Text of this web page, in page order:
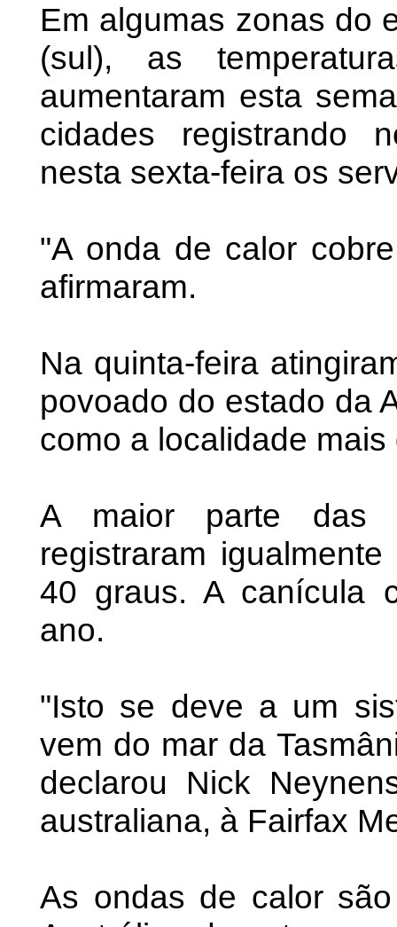
Em algumas zonas do
(sul), as
aumentaram esta
cidades registrando
nesta sexta-feira os
"A onda de calor
afirmaram.
Na quinta-feira
povoado do estado da
como a localidade
A maior parte das
registraram
40 graus. A canícula
ano.
"Isto se deve a um
vem do mar da
declarou Nick
australiana, à Fairfax
As ondas de calor